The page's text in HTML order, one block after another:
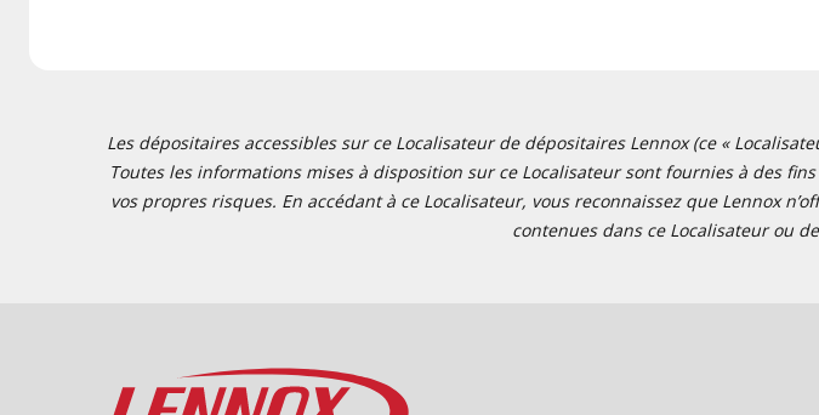
Les dépositaires accessibles sur ce Localisateur de dépositaires Lennox (ce «
Toutes les informations mises à disposition sur ce Localisateur sont fournies à des
vos propres risques. En accédant à ce Localisateur, vous reconnaissez que Lennox
contenues dans ce Localisateur ou